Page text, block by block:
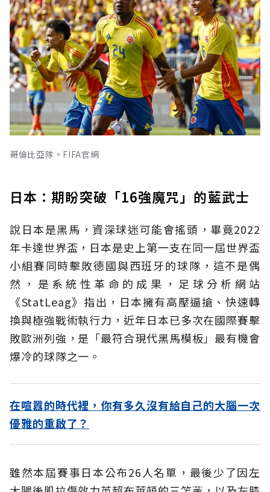
哥倫比亞隊。FIFA官網
日本：期盼突破「16強魔咒」的藍武士
說日本是黑馬，資深球迷可能會搖頭，畢竟2022
年卡達世界盃，日本是史上第一支在同一屆世界盃
小組賽同時擊敗德國與西班牙的球隊，這不是偶
然，是系統性革命的成果，足球分析網站
《StatLeag》指出，日本擁有高壓逼搶、快速轉
換與極強戰術執行力，近年日本已多次在國際賽擊
敗歐洲列強，是「最符合現代黑馬模板」最有機會
爆冷的球隊之一。
在喧囂的時代裡，你有多久沒有給自己的大腦一次
優雅的重啟了？
雖然本屆賽事日本公布26人名單，最後少了因左